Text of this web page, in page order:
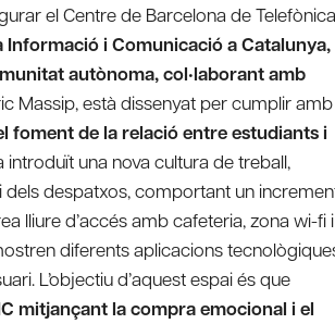
el Centre de Barcelona de Telefònica
i Comunicació a Catalunya,
autònoma, col•laborant amb
Massip, està dissenyat per cumplir amb
foment de la relació entre estudiants i
introduït una nova cultura de treball,
dels despatxos, comportant un
lliure d’accés amb cafeteria, zona wi-fi i
diferents aplicacions
L’objectiu d’aquest espai és que
mitjançant la compra emocional i el